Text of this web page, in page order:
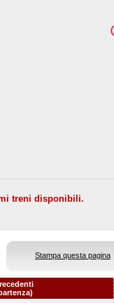
treni disponibili.
Stampa questa pagina